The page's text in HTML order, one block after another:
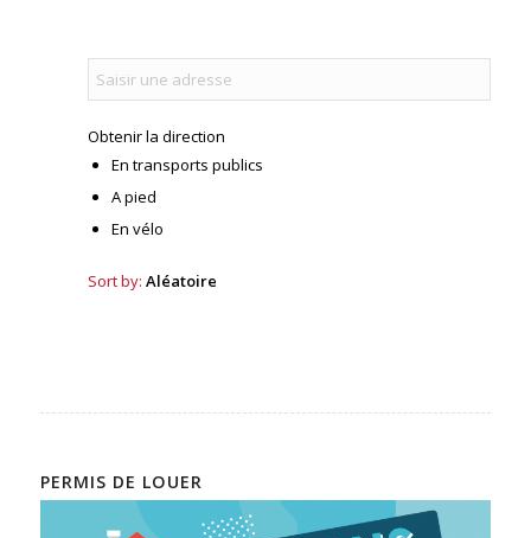
Obtenir la direction
En transports publics
A pied
En vélo
Sort by: Aléatoire
PERMIS DE LOUER